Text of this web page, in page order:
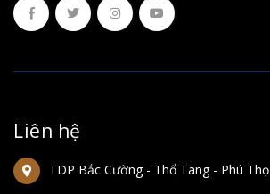
Liên hệ
TDP Bắc Cường - Thổ Tang - Phú Thọ